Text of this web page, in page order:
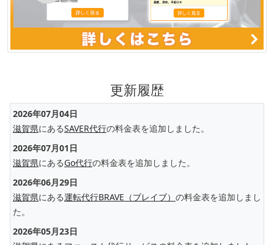
更新履歴
2026年07月04日
滋賀県にあるSAVER代行の料金表を追加しました。
2026年07月01日
滋賀県にあるGo代行の料金表を追加しました。
2026年06月29日
滋賀県にある運転代行BRAVE（ブレイブ） の料金表を追加しまし
た。
2026年05月23日